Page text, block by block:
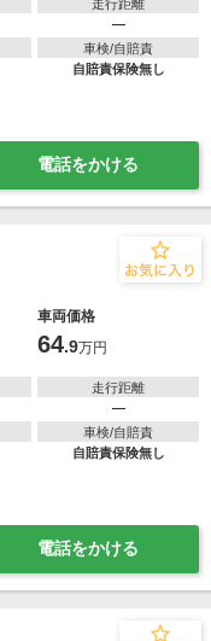
走行距離
―
車検/自賠責
自賠責保険無し
電話をかける
車両価格
64.9万円
走行距離
―
車検/自賠責
自賠責保険無し
電話をかける